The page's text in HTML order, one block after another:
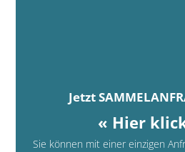
Jetzt
« Hier
Sie können mit einer einzigen